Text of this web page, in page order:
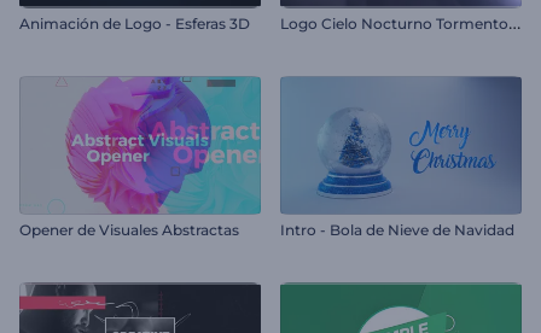
Animación de Logo - Esferas 3D L
ogo Cielo Nocturno Tormentoso
Opener de Visuales Abstractas Intro - Bola de Nieve de Navidad